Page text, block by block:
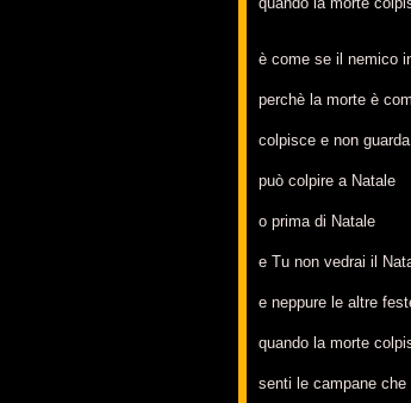
è come se il nemico
perchè la morte è
colpisce e non
può colpire a Natale
o prima di Natale
e Tu non vedrai il
e neppure le altre
quando la morte
senti le campane